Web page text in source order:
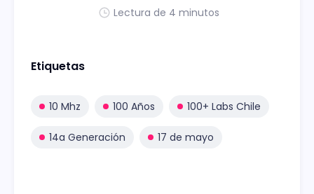
Lectura de 4 minutos
Etiquetas
10 Mhz 100 Años 100+ Labs Chile
14a Generación 17 de mayo